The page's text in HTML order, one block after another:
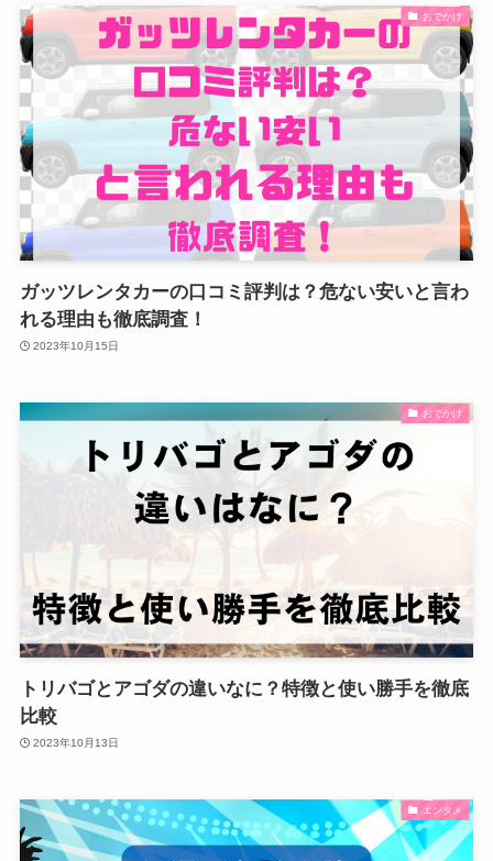
おでかけ
ガッツレンタカーの口コミ評判は？危ない安いと言わ
れる理由も徹底調査！
2023年10月15日
おでかけ
トリバゴとアゴダの違いなに？特徴と使い勝手を徹底
比較
2023年10月13日
エンタメ